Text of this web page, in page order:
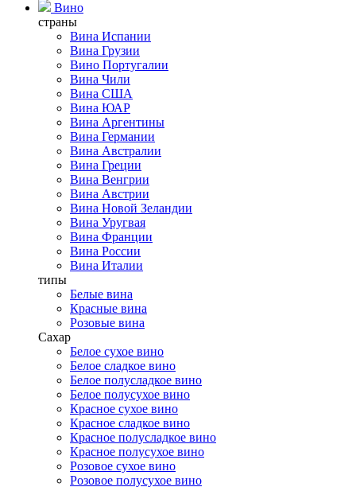
Вино
страны
Вина Испании
Вина Грузии
Вино Португалии
Вина Чили
Вина США
Вина ЮАР
Вина Аргентины
Вина Германии
Вина Австралии
Вина Греции
Вина Венгрии
Вина Австрии
Вина Новой Зеландии
Вина Уругвая
Вина Франции
Вина России
Вина Италии
типы
Белые вина
Красные вина
Розовые вина
Сахар
Белое сухое вино
Белое сладкое вино
Белое полусладкое вино
Белое полусухое вино
Красное сухое вино
Красное сладкое вино
Красное полусладкое вино
Красное полусухое вино
Розовое сухое вино
Розовое полусухое вино